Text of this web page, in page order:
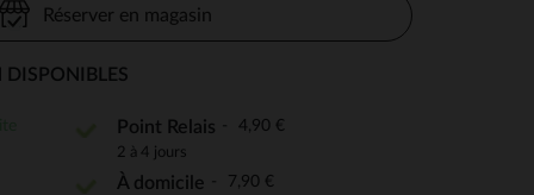
de confidentialité, en garantissant la conformité avec
Réserver en magasin
Point Relais 4,90 €
2 à 4 jours
À domicile 7,90 €